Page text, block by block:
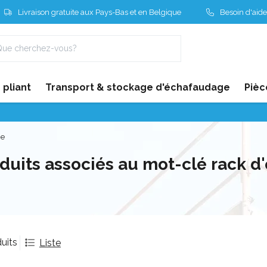
Livraison gratuite aux Pays-Bas et en Belgique Besoin
pliant Transport & stockage d'échafaudage
associés au mot-clé rack
Liste